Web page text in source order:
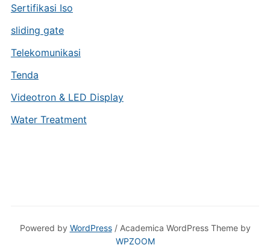
Sertifikasi Iso
sliding gate
Telekomunikasi
Tenda
Videotron & LED Display
Water Treatment
Powered by WordPress/ Academica WordPress Theme by
WPZOOM